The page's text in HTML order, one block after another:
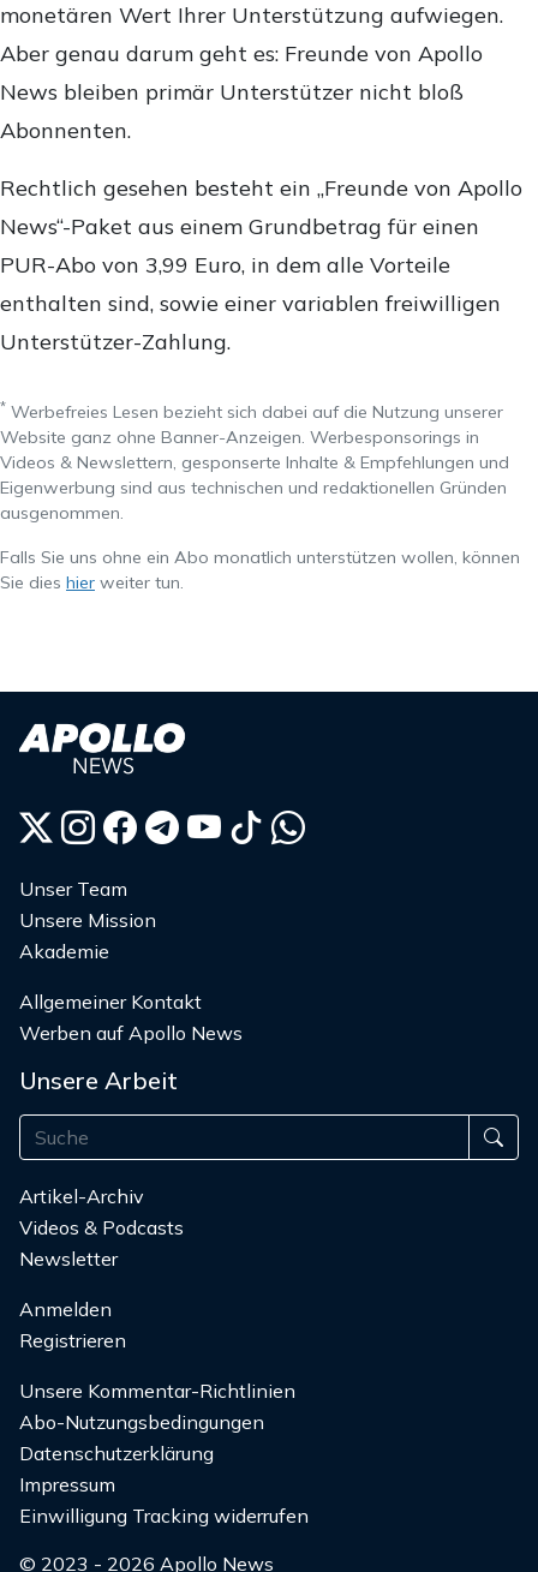
monetären Wert Ihrer Unterstützung aufwiegen.
Aber genau darum geht es: Freunde von Apollo
News bleiben primär Unterstützer nicht bloß
Abonnenten.
Rechtlich gesehen besteht ein „Freunde von Apollo
News“-Paket aus einem Grundbetrag für einen
PUR-Abo von 3,99 Euro, in dem alle Vorteile
enthalten sind, sowie einer variablen freiwilligen
Unterstützer-Zahlung.
* Werbefreies Lesen bezieht sich dabei auf die Nutzung unserer
Website ganz ohne Banner-Anzeigen. Werbesponsorings in
Videos & Newslettern, gesponserte Inhalte & Empfehlungen und
Eigenwerbung sind aus technischen und redaktionellen Gründen
ausgenommen.
Falls Sie uns ohne ein Abo monatlich unterstützen wollen, können
Sie dies hier weiter tun.
Unser Team
Unsere Mission
Akademie
Allgemeiner Kontakt
Werben auf Apollo News
Unsere Arbeit
Artikel-Archiv
Videos & Podcasts
Newsletter
Anmelden
Registrieren
Unsere Kommentar-Richtlinien
Abo-Nutzungsbedingungen
Datenschutzerklärung
Impressum
Einwilligung Tracking widerrufen
© 2023 - 2026 Apollo News